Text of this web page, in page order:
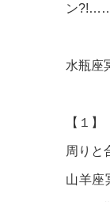
ン?!……
水瓶座
【１
周りと
山羊座